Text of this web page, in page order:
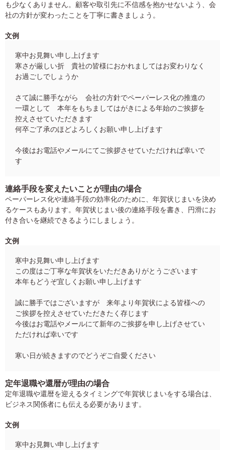
も少なくありません。顧客や取引先に不信感を抱かせないよう、会
社の方針が変わったことを丁寧に書きましょう。
文例
寒中お見舞い申し上げます
寒さが厳しい折 貴社の皆様におかれましてはお変わりなく
お過ごしでしょうか
さて誠に勝手ながら 会社の方針でペーパーレス化の推進の
一環として 本年をもちましてはがきによる年始のご挨拶を
控えさせていただきます
何卒ご了承のほどよろしくお願い申し上げます
今後はお電話やメールにてご挨拶させていただければ幸いで
す
連絡手段を変えたいことが理由の場合
ペーパーレス化や連絡手段の効率化のために、年賀状じまいを決め
るケースもあります。年賀状じまい後の連絡手段を書き、円滑にお
付き合いを継続できるようにしましょう。
文例
寒中お見舞い申し上げます
この度はご丁寧な年賀状をいただきありがとうございます
本年もどうぞ宜しくお願い申し上げます
誠に勝手ではございますが 来年より年賀状による皆様への
ご挨拶を控えさせていただきたく存じます
今後はお電話やメールにて新年のご挨拶を申し上げさせてい
ただければ幸いです
寒い日が続きますのでどうぞご自愛ください
定年退職や還暦が理由の場合
定年退職や還暦を迎えるタイミングで年賀状じまいをする場合は、
ビジネス関係者にも伝える必要があります。
文例
寒中お見舞い申し上げます